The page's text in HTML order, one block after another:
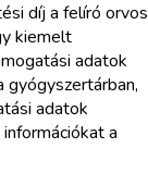
díj a felíró orvos
kiemelt
adatok
adatok
a